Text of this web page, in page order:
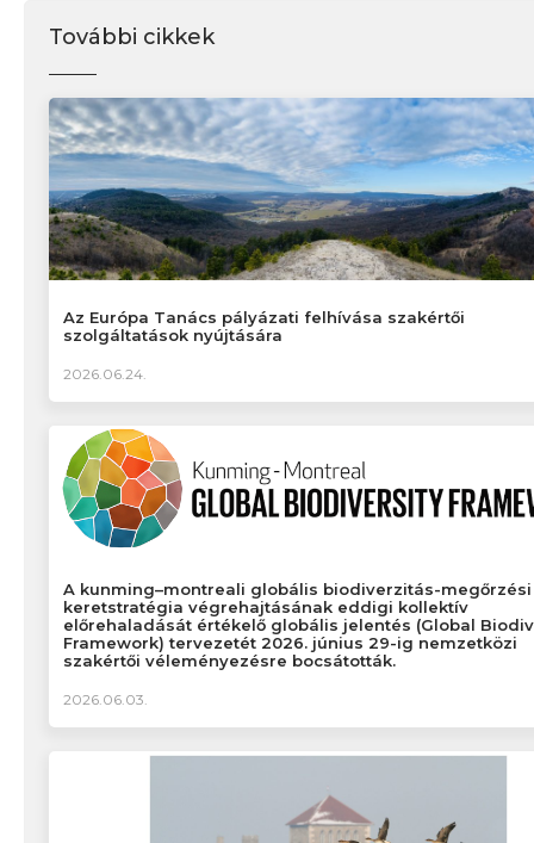
További cikkek
Az Európa Tanács pályázati felhívása szakértői
szolgáltatások nyújtására
2026.06.24.
A kunming–montreali globális biodiverzitás-megőrzési
keretstratégia végrehajtásának eddigi kollektív
előrehaladását értékelő globális jelentés (Global
Framework) tervezetét 2026. június 29-ig nemzetközi
szakértői véleményezésre bocsátották.
2026.06.03.